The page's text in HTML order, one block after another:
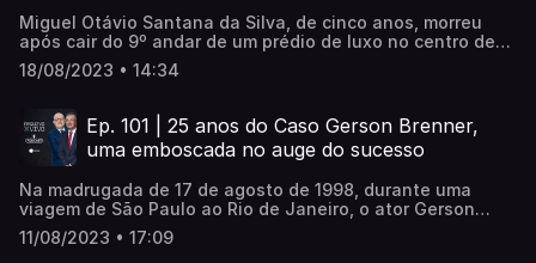
Miguel Otávio Santana da Silva, de cinco anos, morreu
após cair do 9º andar de um prédio de luxo no centro de
Recife (PE) em 2 de junho de 2020. No momento do
acidente, a mãe de Miguel, a doméstica Mirtes Renata
com o cachorro dos patrões. Por isso, Miguel ficou sob os
cuidados da patroa da mãe, a primeira-dama do município
de Tamandaré, Sari Corte Real. Ela, porém, não impediu
a oito anos e seis meses por abandono de incapaz com
resultado morte, porém, ela não está presa, continua livre
e até foi aprovada no vestibular de Medicina de uma
faculdade particular.
18/08/2023 • 14:34
Ep. 101 | 25 anos do Caso Gerson Brenner,
uma emboscada no auge do sucesso
Na madrugada de 17 de agosto de 1998, durante uma
viagem de São Paulo ao Rio de Janeiro, o ator Gerson
Brenner foi vítima de uma armadilha criminosa ao parar
seu carro perto do acesso 60 da Rodovia Ayrton Senna,
11/08/2023 • 17:09